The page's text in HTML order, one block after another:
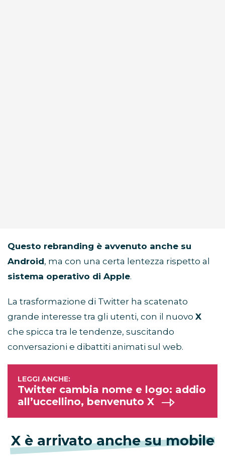
Questo rebranding è avvenuto anche su
Android, ma con una certa lentezza rispetto al
sistema operativo di Apple.
La trasformazione di Twitter ha scatenato
grande interesse tra gli utenti, con il nuovo X
che spicca tra le tendenze, suscitando
conversazioni e dibattiti animati sul web.
Twitter cambia nome e logo: addio
all’uccellino, benvenuto X
X è arrivato anche su mobile